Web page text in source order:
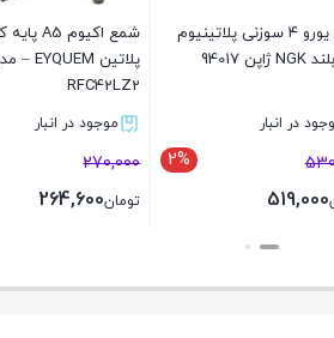
شمع خودرو پایه بلند سوزنی
انجیکا مدل 92815
موجود در انبار
2% 473,000
تومان464,000
تومان 399,000
بستن